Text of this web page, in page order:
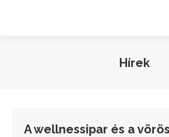
Hírek
A wellnessipar és a vörös